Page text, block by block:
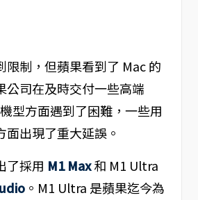
限制，但蘋果看到了 Mac 的
公司在及時交付一些高端
型方面遇到了困難，一些用
面出現了重大延誤。
了採用 M1 Max和 M1 Ultra
。M1 Ultra 是蘋果迄今為